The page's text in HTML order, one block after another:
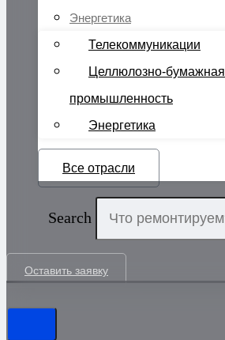
Энергетика
Телекоммуникации
Целлюлозно-бумажная
промышленность
Энергетика
Все отрасли
Search
Оставить заявку